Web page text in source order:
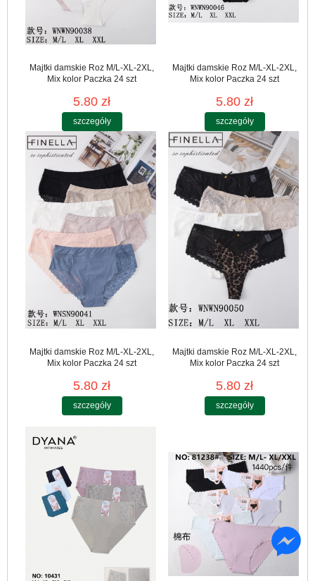
Majtki damskie Roz M/L-XL-2XL,
Mix kolor Paczka 24 szt
5.80 zł
szczegóły
Majtki damskie Roz M/L-XL-2XL,
Mix kolor Paczka 24 szt
5.80 zł
szczegóły
Majtki damskie Roz M/L-XL-2XL,
Mix kolor Paczka 24 szt
5.80 zł
szczegóły
Majtki damskie Roz M/L-XL-2XL,
Mix kolor Paczka 24 szt
5.80 zł
szczegóły